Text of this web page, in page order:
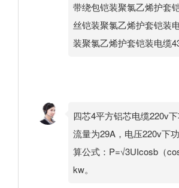
带绕包铠装聚氯乙烯护
丝铠装聚氯乙烯护套铠
装聚氯乙烯护套铠装电缆
四芯4平方铝芯电缆220v
流量为29A，电压220v下
算公式：P=√3UIcosb（
kw。